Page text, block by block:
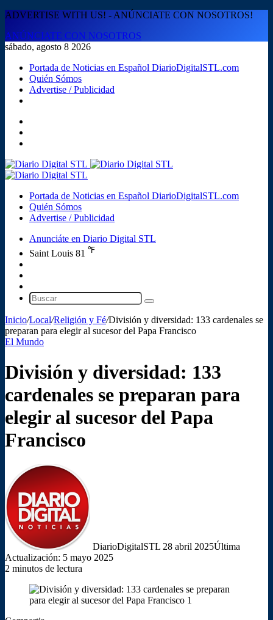
ADVERTISE WITH US! - ANÚNCIATE CON NOSOTROS!
ANÚNCIATE CON NOSOTROS
sábado, agosto 8 2026
Portada de Noticias en Español DiarioDigitalSTL.com
Quién Sómos
Advertise / Publicidad
Portada de Noticias en Español DiarioDigitalSTL.com
Quién Sómos
Advertise / Publicidad
Anunciáte en Diario Digital STL
Saint Louis 81 ℉
skin
Buscar
Inicio/Local/Religión y Fé/División y diversidad: 133 cardenales se
preparan para elegir al sucesor del Papa Francisco
El Mundo
División y diversidad: 133
cardenales se preparan para
elegir al sucesor del Papa
Francisco
DiarioDigitalSTL 28 abril 2025Última
Actualización: 5 mayo 2025
2 minutos de lectura